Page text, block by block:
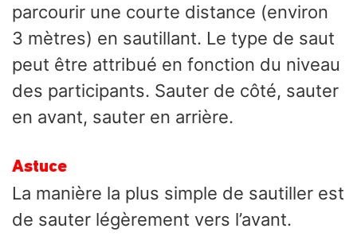
parcourir une courte distance (environ
3 mètres) en sautillant. Le type de saut
peut être attribué en fonction du niveau
des participants. Sauter de côté, sauter
en avant, sauter en arrière.
Astuce
La manière la plus simple de sautiller est
de sauter légèrement vers l’avant.